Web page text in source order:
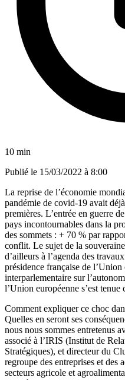
10 min
Publié le 15/03/2022 à 8:00
La reprise de l’économie
pandémie de covid-19 avait
premières. L’entrée en guerre
pays incontournables dans la
des sommets : + 70 % par
conflit. Le sujet de la
d’ailleurs à l’agenda des
présidence française de
interparlementaire sur
l’Union européenne s’est
Comment expliquer ce choc
Quelles en seront ses
nous nous sommes entretenus
associé à l’IRIS (Institut de
Stratégiques), et directeur du
regroupe des entreprises et des
secteurs agricole et